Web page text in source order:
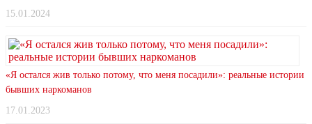
15.01.2024
«Я остался жив только потому, что меня посадили»: реальные истории
бывших наркоманов
17.01.2023